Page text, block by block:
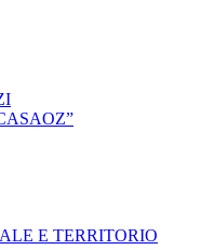
E TERRITORIO